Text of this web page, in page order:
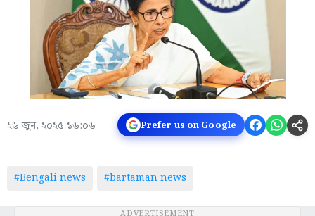
২৬ জুন, ২০২৫ ১৬:০৬ Prefer us on Google
#Bengali news #bartaman news